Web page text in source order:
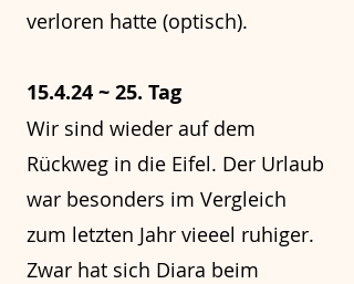
verloren hatte (optisch).
15.4.24 ~ 25. Tag
Wir sind wieder auf dem
Rückweg in die Eifel. Der Urlaub
war besonders im Vergleich
zum letzten Jahr vieeel ruhiger.
Zwar hat sich Diara beim